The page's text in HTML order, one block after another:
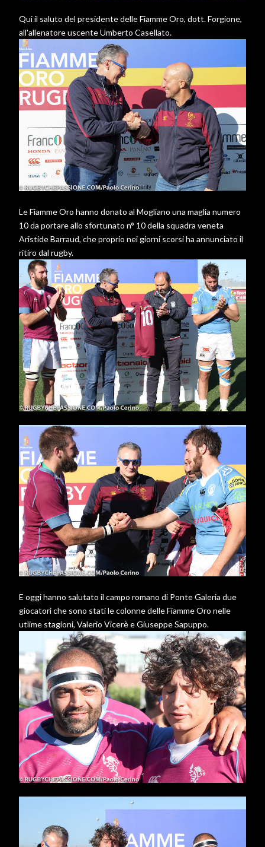
Qui il saluto del presidente delle Fiamme Oro, dott. Forgione,
all'allenatore uscente Umberto Casellato.
Le Fiamme Oro hanno donato al Mogliano una maglia numero
10 da portare allo sfortunato n° 10 della squadra veneta
Aristide Barraud, che proprio nei giorni scorsi ha annunciato il
ritiro dal rugby.
E oggi hanno salutato il campo romano di Ponte Galeria due
giocatori che sono stati le colonne delle Fiamme Oro nelle
utlime stagioni, Valerio Vicerè e Giuseppe Sapuppo.